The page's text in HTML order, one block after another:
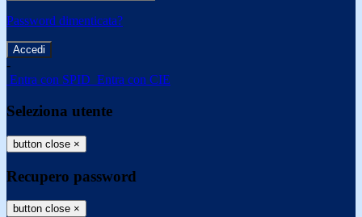
Password dimenticata?
-
Entra con SPID Entra con CIE
Seleziona utente
button close ×
Recupero password
button close ×